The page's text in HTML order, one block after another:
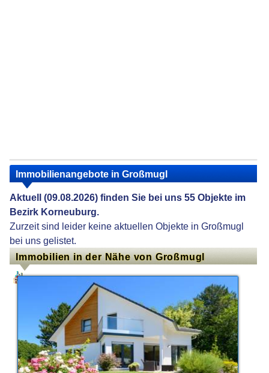
Immobilienangebote in Großmugl
Aktuell (09.08.2026) finden Sie bei uns 55 Objekte im
Bezirk Korneuburg.
Zurzeit sind leider keine aktuellen Objekte in Großmugl
bei uns gelistet.
Immobilien in der Nähe von Großmugl